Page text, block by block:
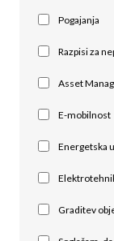
Pogajanja
Razpisi za
Asset
E-mobilnost
Energetska
Graditev